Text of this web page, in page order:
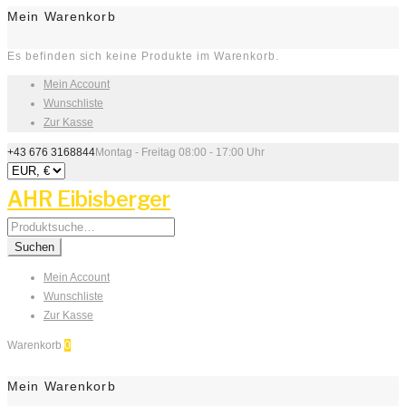
Mein Warenkorb
Es befinden sich keine Produkte im Warenkorb.
Mein Account
Wunschliste
Zur Kasse
+43 676 3168844Montag - Freitag 08:00 - 17:00 Uhr
AHR Eibisberger
Search
for:
Suchen
Mein Account
Wunschliste
Zur Kasse
Warenkorb 0
Mein Warenkorb